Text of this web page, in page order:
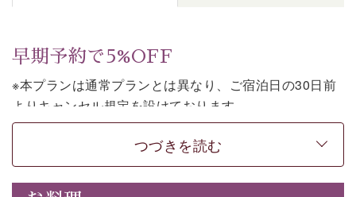
早期予約で5%OFF
※本プランは通常プランとは異なり、ご宿泊日の30日前
よりキャンセル規定を設けております。
※本プランは朝食付きのプランです。2食付きでご利用ご
【公式限定価格】早割プラン（30日前
まで）」をご利用ください。
つづきを読む